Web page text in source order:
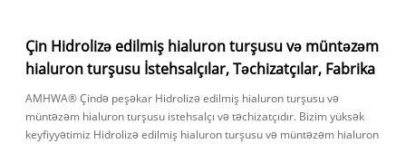
Çin Hidrolizə edilmiş hialuron turşusu və müntəzəm
hialuron turşusu İstehsalçılar, Təchizatçılar, Fabrika
AMHWA® Çində peşəkar Hidrolizə edilmiş hialuron turşusu və
müntəzəm hialuron turşusu istehsalçı və təchizatçıdır. Bizim yüksək
keyfiyyətimiz Hidrolizə edilmiş hialuron turşusu və müntəzəm hialuron